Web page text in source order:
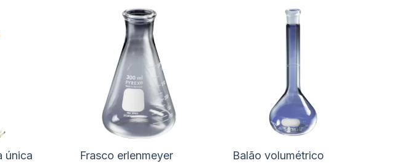
única
Adicionar
desejos
Adicionar
para
Comparar
Frasco erlenmeyer
Adicionar
desejos
Adicionar
Comparar
Balão volumétrico